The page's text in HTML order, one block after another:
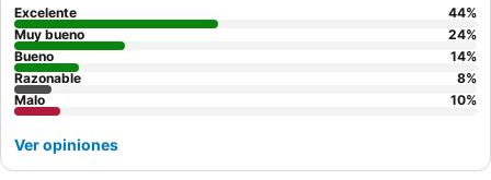
habitación
como un restaurante privado y una sección de playa dedicada.
Excelente 44%
Muy bueno
24%
Bueno
14%
Razonable
8%
Malo
10%
Ver opiniones